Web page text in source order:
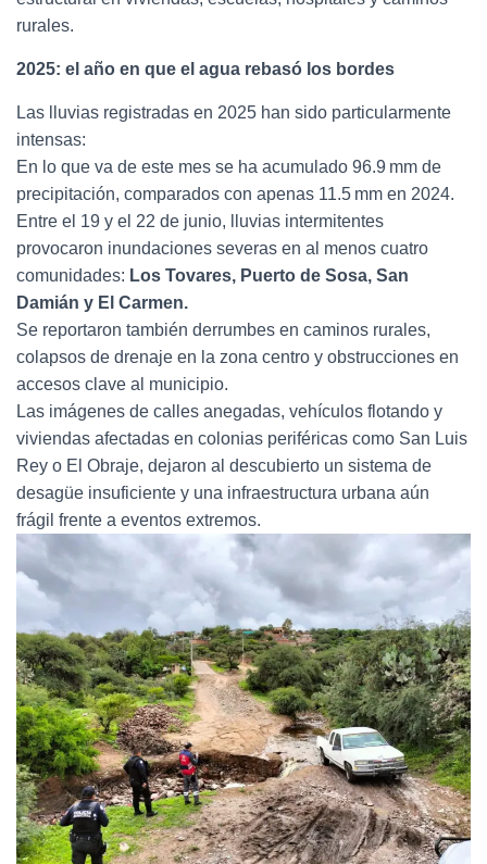
rurales.
2025: el año en que el agua rebasó los bordes
Las lluvias registradas en 2025 han sido particularmente
intensas:
En lo que va de este mes se ha acumulado 96.9 mm de
precipitación, comparados con apenas 11.5 mm en 2024.
Entre el 19 y el 22 de junio, lluvias intermitentes
provocaron inundaciones severas en al menos cuatro
comunidades: Los Tovares, Puerto de Sosa, San
Damián y El Carmen.
Se reportaron también derrumbes en caminos rurales,
colapsos de drenaje en la zona centro y obstrucciones en
accesos clave al municipio.
Las imágenes de calles anegadas, vehículos flotando y
viviendas afectadas en colonias periféricas como San Luis
Rey o El Obraje, dejaron al descubierto un sistema de
desagüe insuficiente y una infraestructura urbana aún
frágil frente a eventos extremos.